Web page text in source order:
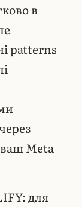
в
patterns
вашMeta
для